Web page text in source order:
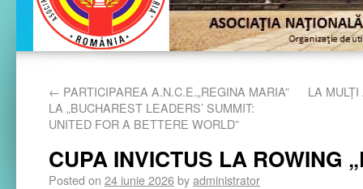
← PARTICIPAREA A.N.C.E.„REGINA MARIA”
LA „BUCHAREST LEADERS’ SUMMIT:
UNITED FOR A BETTERE WORLD”
LA
CUPA INVICTUS LA ROWING
Posted on 24 iunie 2026byadministrator